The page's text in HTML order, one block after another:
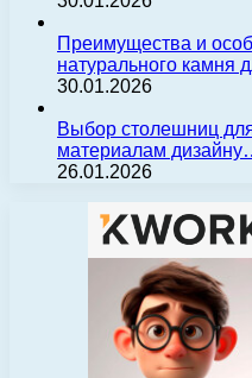
Преимущества и
натурального
30.01.2026
Выбор столешниц
материалам
26.01.2026